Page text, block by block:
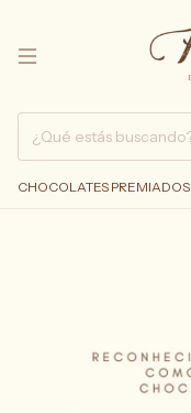
CHOCOLATES PREMIADOS